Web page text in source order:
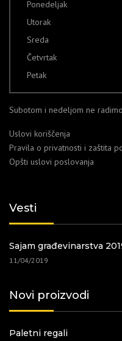
Ponedeljak
Utorak
Sreda
Četvrtak
Petak
Subotom i nedeljom ne
Uslovi koriščenja
Pravila o privatnosti i zaštita
Opšti uslovi poslovanja
Vesti
Sajam građevinarstva
11/04/2019
Novi proizvodi
Paletni regali